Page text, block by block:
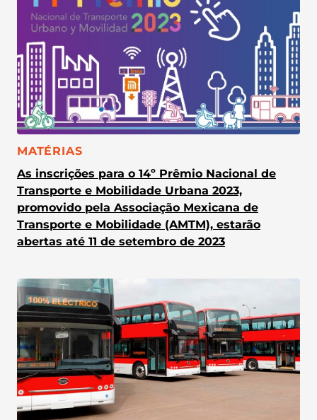
CATEGORIA:
MATÉRIAS
As inscrições para o 14º Prêmio Nacional de
Transporte e Mobilidade Urbana 2023,
promovido pela Associação Mexicana de
Transporte e Mobilidade (AMTM), estarão
abertas até 11 de setembro de 2023